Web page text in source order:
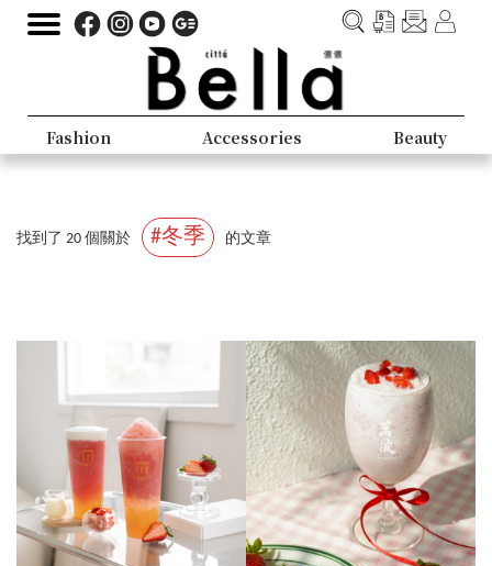
Fashion Accessories Beauty
找到了 20 個關於 #冬季 的文章